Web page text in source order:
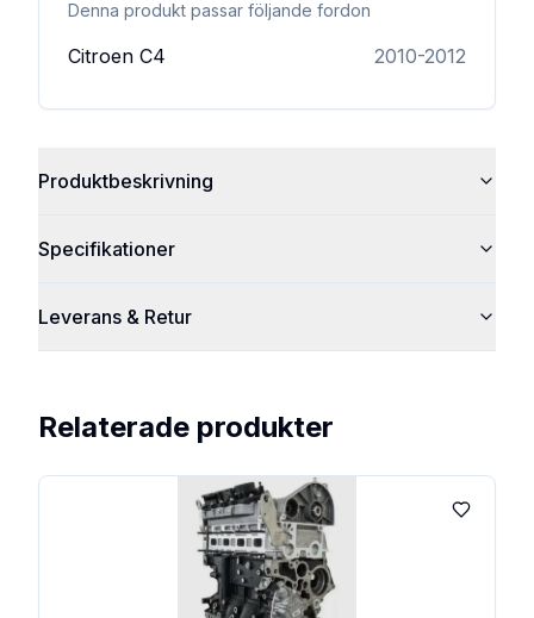
Denna produkt passar följande fordon
Citroen C4 2010-2012
Produktbeskrivning
Specifikationer
Leverans & Retur
Relaterade produkter
Lägg till